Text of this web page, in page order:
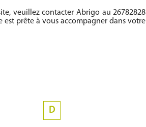
veuillez contacter Abrigo au 26782828
prête à vous accompagner dans votre
D